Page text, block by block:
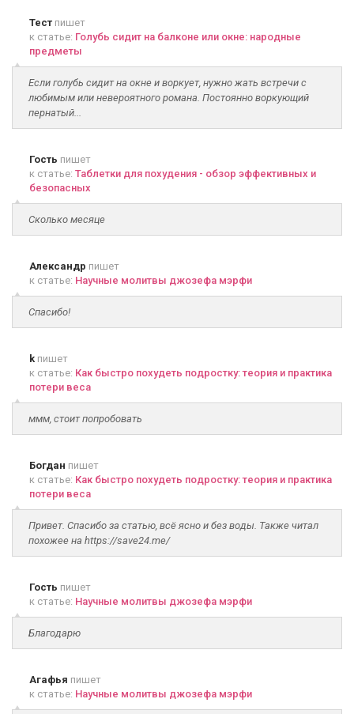
Тест пишет
к статье: Голубь сидит на балконе или окне: народные
предметы
Если голубь сидит на окне и воркует, нужно жать встречи с
любимым или невероятного романа. Постоянно воркующий
пернатый...
Гость пишет
к статье: Таблетки для похудения - обзор эффективных и
безопасных
Сколько месяце
Александр пишет
к статье: Научные молитвы джозефа мэрфи
Спасибо!
k пишет
к статье: Как быстро похудеть подростку: теория и практика
потери веса
ммм, стоит попробовать
Богдан пишет
к статье: Как быстро похудеть подростку: теория и практика
потери веса
Привет. Спасибо за статью, всё ясно и без воды. Также читал
похожее на https://save24.me/
Гость пишет
к статье: Научные молитвы джозефа мэрфи
Благодарю
Агафья пишет
к статье: Научные молитвы джозефа мэрфи